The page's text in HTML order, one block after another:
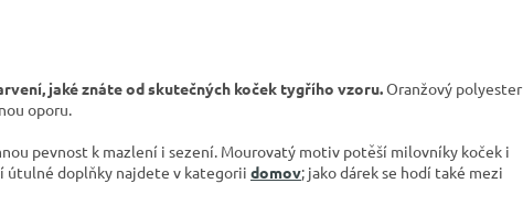
jaké znáte od skutečných koček tygřího vzoru.Oranžový polyester
oporu.
pevnost k mazlení i sezení. Mourovatý motiv potěší milovníky koček i
útulné doplňky najdete v kategorii domov; jako dárek se hodí také mezi